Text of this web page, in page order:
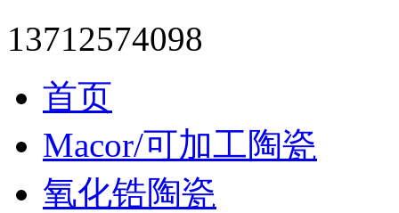
13712574098
首页
Macor/可加工陶瓷
氧化锆陶瓷